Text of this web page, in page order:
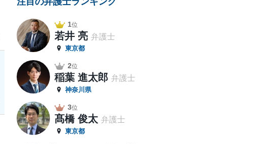
1位
若井 亮 弁護士
東京都
2位
稲葉 進太郎 弁護士
神奈川県
3位
髙橋 俊太 弁護士
東京都